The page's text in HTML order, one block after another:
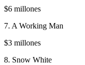
$6 millones
7. A Working Man
$3 millones
8. Snow White